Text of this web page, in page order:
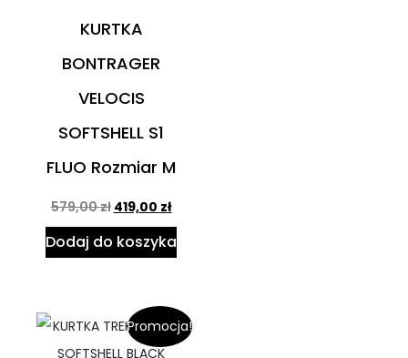
KURTKA
BONTRAGER
VELOCIS
SOFTSHELL S1
FLUO Rozmiar M
579,00zł 419,00 zł
Dodaj do koszyka
Promocja!